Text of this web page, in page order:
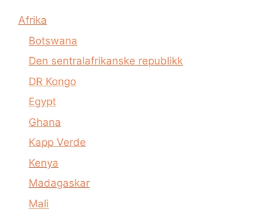
Afrika
Botswana
Den sentralafrikanske republikk
DR Kongo
Egypt
Ghana
Kapp Verde
Kenya
Madagaskar
Mali